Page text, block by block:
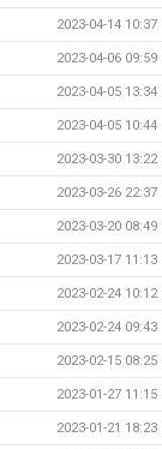
2023-04-14 10:37
2023-04-06 09:59
2023-04-05 13:34
2023-04-05 10:44
2023-03-30 13:22
2023-03-26 22:37
2023-03-20 08:49
2023-03-17 11:13
2023-02-24 10:12
2023-02-24 09:43
2023-02-15 08:25
2023-01-27 11:15
2023-01-21 18:23